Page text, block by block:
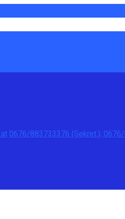
0676/883733376 (Sekret.);